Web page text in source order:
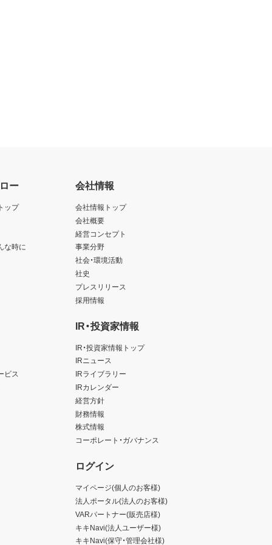
ー
ップ
な時に
ビス
会社情報
会社情報トップ
会社概要
経営コンセプト
事業分野
社会・環境活動
社史
プレスリリース
採用情報
IR・投資家情報
IR・投資家情報トップ
IRニュース
IRライブラリー
IRカレンダー
経営方針
財務情報
株式情報
コーポレート・ガバナンス
ログイン
マイページ(個人のお客様)
法人ポータル(法人のお客様)
VARパートナー(販売店様)
キキNavi(法人ユーザー様)
キキNavi(保守・管理会社様)